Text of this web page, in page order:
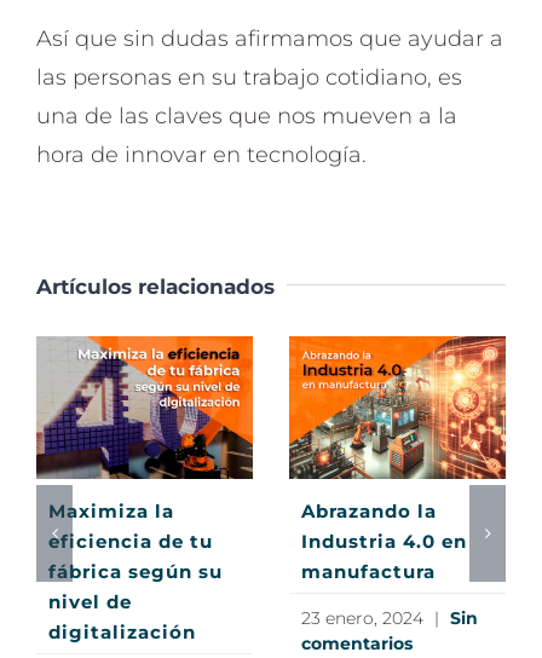
Así que sin dudas afirmamos que ayudar a
las personas en su trabajo cotidiano, es
una de las claves que nos mueven a la
hora de innovar en tecnología.
Artículos relacionados
Maximiza la
eficiencia de tu
fábrica según su
nivel de
digitalización
Abrazando la
Industria 4.0 en
manufactura
23 enero, 2024 | Sin
comentarios